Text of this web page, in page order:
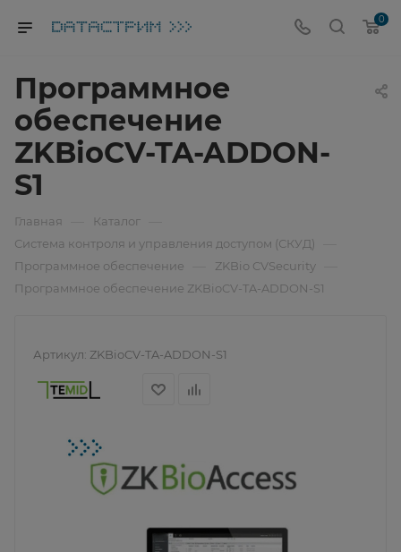
0
Программное
обеспечение
ZKBioCV-TA-ADDON-
S1
Главная Каталог
Система контроля и управления доступом (СКУД)
Программное обеспечение ZKBio CVSecurity
Программное обеспечение ZKBioCV-TA-ADDON-S1
Артикул: ZKBioCV-TA-ADDON-S1